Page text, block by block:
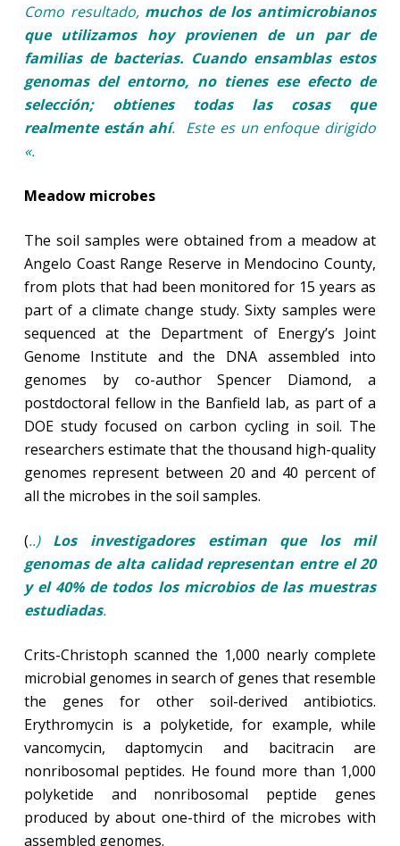
Como resultado, muchos de los antimicrobianos
que utilizamos hoy provienen de un par de
familias de bacterias. Cuando ensamblas estos
genomas del entorno, no tienes ese efecto de
selección; obtienes todas las cosas que
realmente están ahí. Este es un enfoque dirigido
«.
Meadow microbes
The soil samples were obtained from a meadow at
Angelo Coast Range Reserve in Mendocino County,
from plots that had been monitored for 15 years as
part of a climate change study. Sixty samples were
sequenced at the Department of Energy’s Joint
Genome Institute and the DNA assembled into
genomes by co-author Spencer Diamond, a
postdoctoral fellow in the Banfield lab, as part of a
DOE study focused on carbon cycling in soil. The
researchers estimate that the thousand high-quality
genomes represent between 20 and 40 percent of
all the microbes in the soil samples.
(..) Los investigadores estiman que los mil
genomas de alta calidad representan entre el 20
y el 40% de todos los microbios de las muestras
estudiadas.
Crits-Christoph scanned the 1,000 nearly complete
microbial genomes in search of genes that resemble
the genes for other soil-derived antibiotics.
Erythromycin is a polyketide, for example, while
vancomycin, daptomycin and bacitracin are
nonribosomal peptides. He found more than 1,000
polyketide and nonribosomal peptide genes
produced by about one-third of the microbes with
assembled genomes.